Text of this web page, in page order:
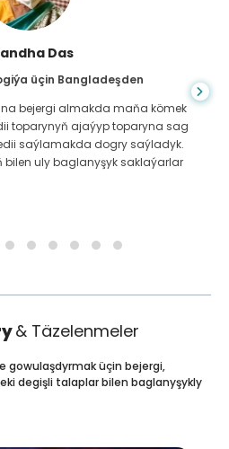
Das
üçin Bangladeşden
bejergi almakda maňa kömek
toparynyň ajaýyp toparyna sag
saýlamakda dogry saýladyk.
bilen uly baglanyşyk saklaýarlar
& Täzelenmeler
gowulaşdyrmak üçin bejergi,
degişli talaplar bilen baglanyşykly